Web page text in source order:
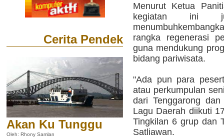
Cerita Pendek
Akan Ku Tunggu
Oleh: Rhony Samlan
Menurut Ketua
kegiatan ini
rangka regenerasi
guna mendukung
bidang pariwisata.
"Ada pun para
atau perkumpulan
dari Tenggarong
Lagu Daerah diikuti
Tingkilan 6 grup dan
Satliawan.